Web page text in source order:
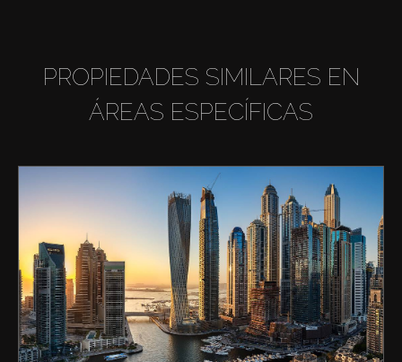
PROPIEDADES SIMILARES EN
ÁREAS ESPECÍFICAS